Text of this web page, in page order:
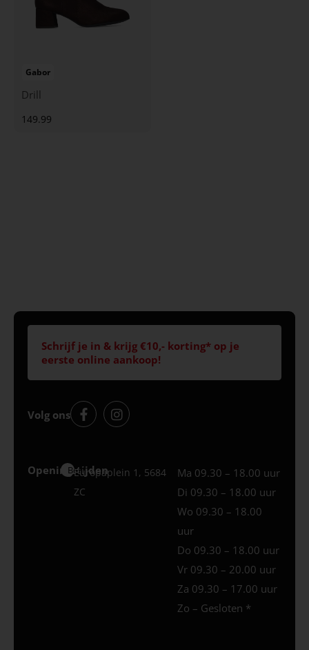
Gabor
Drill
149.99
Schrijf je in & krijg €10,- korting* op je
eerste online aankoop!
Volg ons
Openingstijden
Best
Europaplein 1, 5684
ZC
Ma 09.30 – 18.00 uur
Di 09.30 – 18.00 uur
Wo 09.30 – 18.00
uur
Do 09.30 – 18.00 uur
Vr 09.30 – 20.00 uur
Za 09.30 – 17.00 uur
Zo – Gesloten *